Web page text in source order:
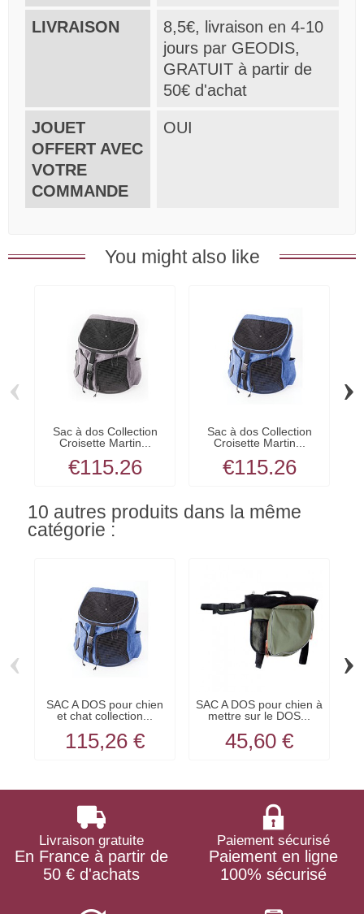
LIVRAISON
8,5€, livraison en 4-10
jours par GEODIS,
GRATUIT à partir de
50€ d'achat
JOUET
OFFERT AVEC
VOTRE
COMMANDE
OUI
You might also like
Sac à dos Collection
Croisette Martin...
€115.26
Sac à dos Collection
Croisette Martin...
€115.26
‹ ›
10 autres produits dans la même
catégorie :
SAC A DOS pour chien
et chat collection...
115,26 €
SAC A DOS pour chien à
mettre sur le DOS...
45,60 €
‹ ›
Livraison gratuite
En France à partir de
50 € d'achats
Paiement sécurisé
Paiement en ligne
100% sécurisé